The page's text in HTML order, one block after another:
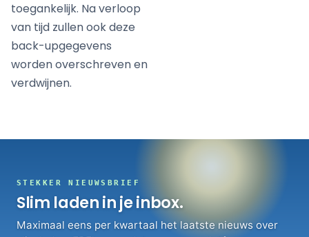
toegankelijk. Na verloop
van tijd zullen ook deze
back-upgegevens
worden overschreven en
verdwijnen.
STEKKER NIEUWSBRIEF
Slim laden in je inbox.
Maximaal eens per kwartaal het laatste nieuws over